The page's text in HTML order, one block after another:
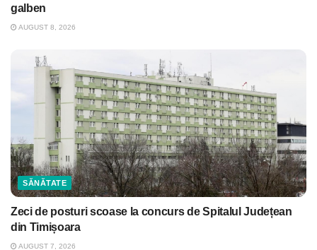
galben
AUGUST 8, 2026
SĂNĂTATE
Zeci de posturi scoase la concurs de Spitalul Județean
din Timișoara
AUGUST 7, 2026